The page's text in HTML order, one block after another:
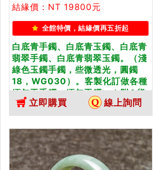
結緣價：NT 19800元
全館特價，結緣價再五折起
白底青手鐲、白底青玉鐲、白底青
翡翠手鐲、白底青翡翠玉鐲。（淺
綠色玉鐲手鐲，些微透光，圓鐲
18，WG030）。客製化訂做各種
緬甸玉手鐲，緬甸玉鐲。★附A貨
翡...立即購買 線上詢問